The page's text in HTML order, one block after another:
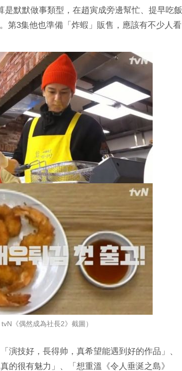
是默默做事類型，在趙寅成旁邊幫忙、提早吃飯
第3集他也準備「炸蝦」販售，應該有不少人看
《偶然成為社長2》截圖）
演技好，長得帅，真希望能遇到好的作品」、
的很有魅力」、「想重溫《令人垂涎之島》